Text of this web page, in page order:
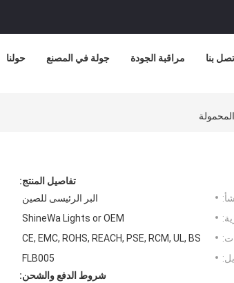
حولنا جولة في المصنع مراقبة الجودة اتصل بنا
تفاصيل المنتج:
البر الرئيسى للصين
ShineWa Lights or OEM
CE, EMC, ROHS, REACH, PSE, RCM, UL, BS
FLB005
شروط الدفع والشحن: